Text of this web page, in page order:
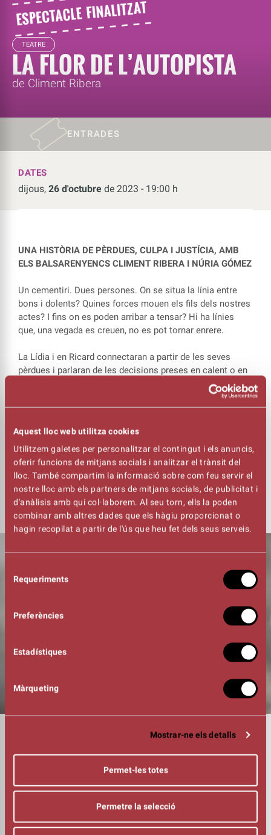
Aquest lloc web utilitza cookies
Utilitzem galetes per personalitzar el contingut i els anuncis,
oferir funcions de mitjans socials i analitzar el trànsit del
lloc. També compartim la informació sobre com feu servir el
nostre lloc amb els partners de mitjans socials, de publicitat i
d'anàlisis amb qui col·laborem. Al seu torn, ells la poden
combinar amb altres dades que els hàgiu proporcionat o
hagin recopilat a partir de l'ús que heu fet dels seus serveis.
Requeriments
Preferències
Estadístiques
Màrqueting
Mostrar-ne els detalls
Permet-les totes
Permetre la selecció
TEATRE
LA FLOR DE L’AUTOPISTA
de Climent Ribera
ENTRADES
DATES
dijous, 26 d'octubre de 2023 - 19:00 h
UNA HISTÒRIA DE PÈRDUES, CULPA I JUSTÍCIA, AMB
ELS BALSARENYENCS CLIMENT RIBERA I NÚRIA GÓMEZ
Un cementiri. Dues persones. On se situa la línia entre
bons i dolents? Quines forces mouen els fils dels nostres
actes? I fins on es poden arribar a tensar? Hi ha línies
que, una vegada es creuen, no es pot tornar enrere.
La Lídia i en Ricard connectaran a partir de les seves
pèrdues i parlaran de les decisions preses en calent o en
fred, de les dones que sempre naveguen per sota els
homes, i de les pors, i de les plantes, i de les flors, moltes
flors.
‘La Flor de l’Autopista’ és una història que es descabdella
al voltant de la culpa, de la justícia, de la mort i de les
nostres accions. Què passa quan una conversa trivial i
inesperada es converteix en un moment crucial a la
nostra vida?
FOTOGRAFIA
Núria Gómez
Climent Ribera